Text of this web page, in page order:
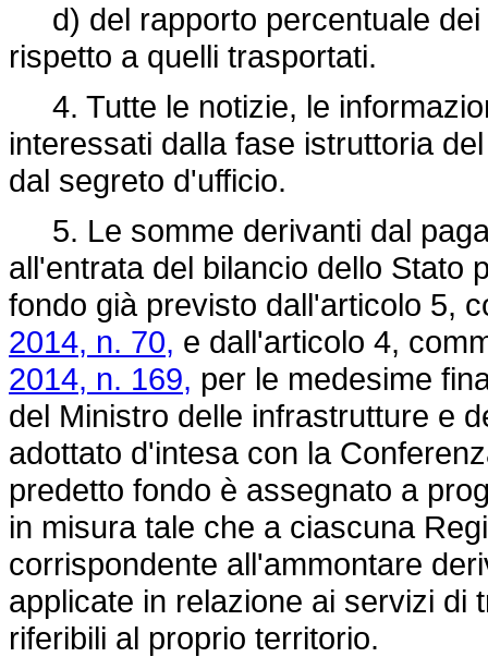
d) del rapporto percentuale dei
rispetto a quelli trasportati.
4. Tutte le notizie, le
interessati dalla fase istruttoria
dal segreto d'ufficio.
5. Le somme derivanti dal
all'entrata del bilancio dello Stato
fondo già previsto dall'articolo 5,
2014, n. 70, e dall'articolo 4,
2014, n. 169, per le medesime
del Ministro delle infrastrutture e
adottato d'intesa con la
predetto fondo è assegnato a
in misura tale che a ciascuna
corrispondente all'ammontare
applicate in relazione ai servizi di
riferibili al proprio territorio.